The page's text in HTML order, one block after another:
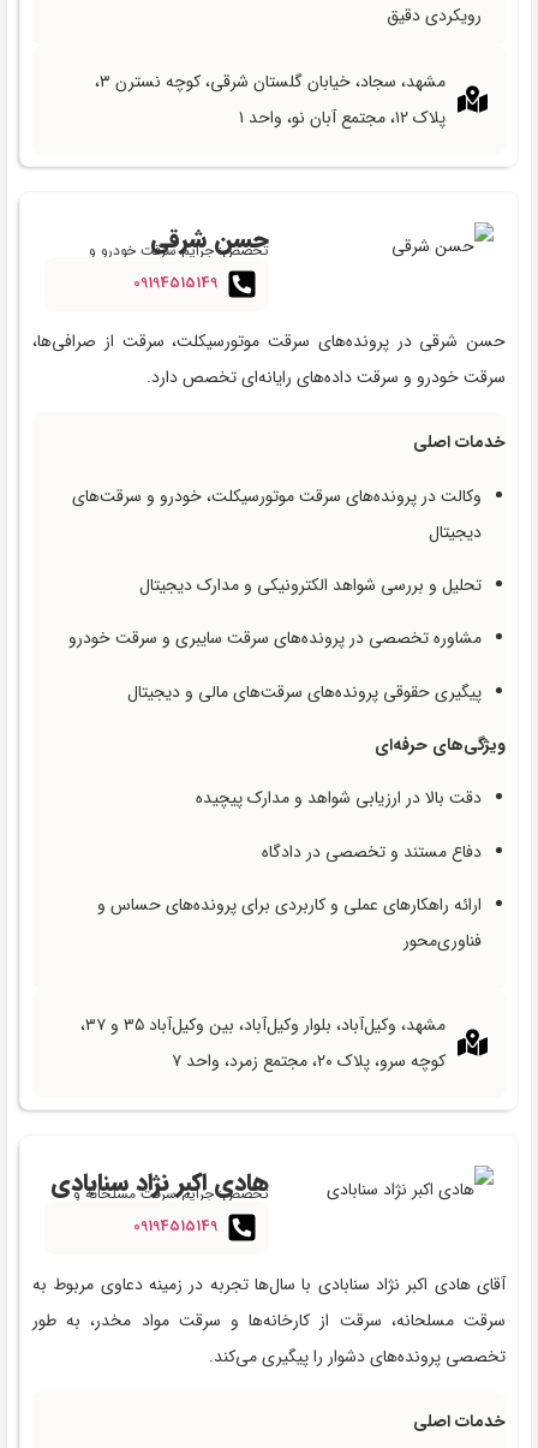
رویکردی دقیق
مشهد، سجاد، خیابان گلستان شرقی، کوچه نسترن ۳،
پلاک ۱۲، مجتمع آبان نو، واحد ۱
حسن شرقی
تخصص: جرایم سرقت خودرو و
سایبری
09194515149
حسن شرقی در پرونده‌های سرقت موتورسیکلت، سرقت از صرافی‌ها،
سرقت خودرو و سرقت داده‌های رایانه‌ای تخصص دارد.
خدمات اصلی
وکالت در پرونده‌های سرقت موتورسیکلت، خودرو و سرقت‌های
دیجیتال
تحلیل و بررسی شواهد الکترونیکی و مدارک دیجیتال
مشاوره تخصصی در پرونده‌های سرقت سایبری و سرقت خودرو
پیگیری حقوقی پرونده‌های سرقت‌های مالی و دیجیتال
ویژگی‌های حرفه‌ای
دقت بالا در ارزیابی شواهد و مدارک پیچیده
دفاع مستند و تخصصی در دادگاه
ارائه راهکارهای عملی و کاربردی برای پرونده‌های حساس و
فناوری‌محور
مشهد، وکیل‌آباد، بلوار وکیل‌آباد، بین وکیل‌آباد ۳۵ و ۳۷،
کوچه سرو، پلاک ۲۰، مجتمع زمرد، واحد ۷
هادی اکبر نژاد سنابادی‌
تخصص: جرایم سرقت مسلحانه و
سازمان‌یافته
09194515149
آقای هادی اکبر نژاد سنابادی‌ با سال‌ها تجربه در زمینه دعاوی مربوط به
سرقت مسلحانه، سرقت از کارخانه‌ها و سرقت مواد مخدر، به طور
تخصصی پرونده‌های دشوار را پیگیری می‌کند.
خدمات اصلی